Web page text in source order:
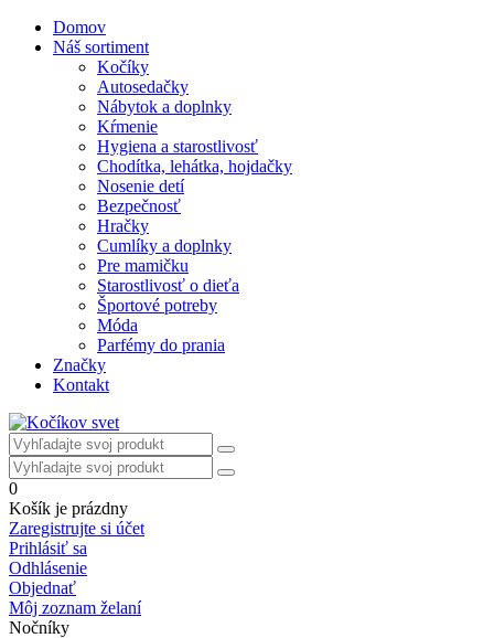
Domov
Náš sortiment
Kočíky
Autosedačky
Nábytok a doplnky
Kŕmenie
Hygiena a starostlivosť
Chodítka, lehátka, hojdačky
Nosenie detí
Bezpečnosť
Hračky
Cumlíky a doplnky
Pre mamičku
Starostlivosť o dieťa
Športové potreby
Móda
Parfémy do prania
Značky
Kontakt
0
Košík je prázdny
Zaregistrujte si účet
Prihlásiť sa
Odhlásenie
Objednať
Môj zoznam želaní
Nočníky